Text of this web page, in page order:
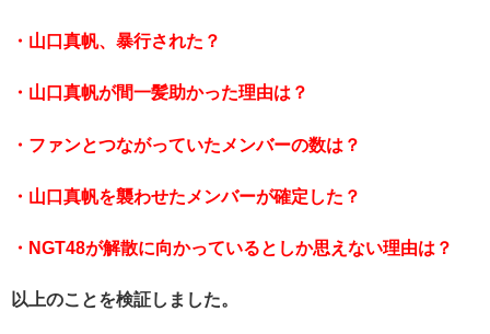
・山口真帆、暴行された？
・山口真帆が間一髪助かった理由は？
・ファンとつながっていたメンバーの数は？
・山口真帆を襲わせたメンバーが確定した？
・NGT48が解散に向かっているとしか思えない理由は？
以上のことを検証しました。